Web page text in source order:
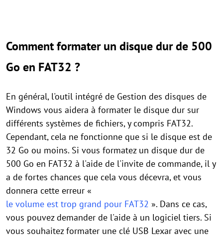
Comment formater un disque dur de 500
Go en FAT32 ?
En général, l'outil intégré de Gestion des disques de
Windows vous aidera à formater le disque dur sur
différents systèmes de fichiers, y compris FAT32.
Cependant, cela ne fonctionne que si le disque est de
32 Go ou moins. Si vous formatez un disque dur de
500 Go en FAT32 à l'aide de l'invite de commande, il y
a de fortes chances que cela vous décevra, et vous
donnera cette erreur «
le volume est trop grand pour FAT32 ». Dans ce cas,
vous pouvez demander de l'aide à un logiciel tiers. Si
vous souhaitez formater une clé USB Lexar avec une